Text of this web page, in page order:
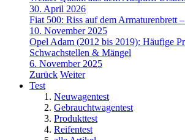
30. April 2026
Fiat 500: Riss auf dem Armaturenbrett
10. November 2025
Opel Adam (2012 bis 2019): Häufige
Schwachstellen & Mängel
6. November 2025
Zurück Weiter
Test
Neuwagentest
Gebrauchtwagentest
Produkttest
Reifentest